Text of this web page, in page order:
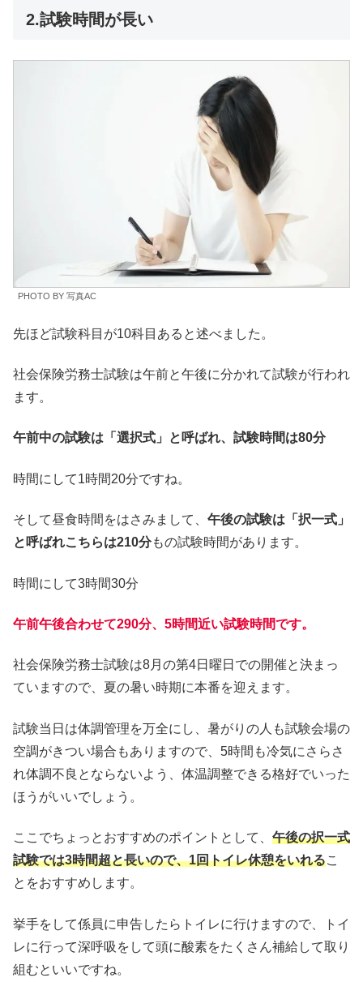
2.試験時間が長い
PHOTO BY 写真AC
先ほど試験科目が10科目あると述べました。
社会保険労務士試験は午前と午後に分かれて試験が行われ
ます。
午前中の試験は「選択式」と呼ばれ、試験時間は80分
時間にして1時間20分ですね。
そして昼食時間をはさみまして、 午後の試験は「択一式」
と呼ばれこちらは210分もの試験時間があります。
時間にして3時間30分
午前午後合わせて290分、5時間近い試験時間です。
社会保険労務士試験は8月の第4日曜日での開催と決まっ
ていますので、夏の暑い時期に本番を迎えます。
試験当日は体調管理を万全にし、暑がりの人も試験会場の
空調がきつい場合もありますので、5時間も冷気にさらさ
れ体調不良とならないよう、体温調整できる格好でいった
ほうがいいでしょう。
ここでちょっとおすすめのポイントとして、 午後の択一式
試験では3時間超と長いので、1回トイレ休憩をいれるこ
とをおすすめします。
挙手をして係員に申告したらトイレに行けますので、トイ
レに行って深呼吸をして頭に酸素をたくさん補給して取り
組むといいですね。